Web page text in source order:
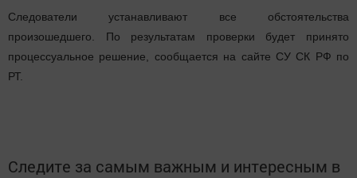
Следователи устанавливают все обстоятельства
произошедшего. По результатам проверки будет принято
процессуальное решение, сообщается на сайте СУ СК РФ по
РТ.
Следите за самым важным и интересным в